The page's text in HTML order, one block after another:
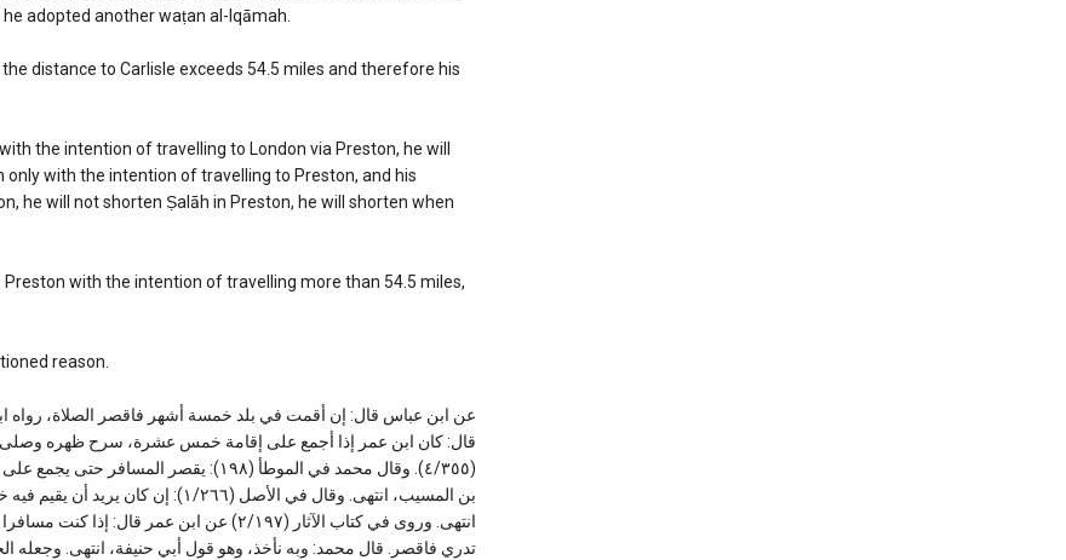
adopted another waṭan al-Iqāmah.
distance to Carlisle exceeds 54.5 miles and therefore his
the intention of travelling to London via Preston, he will
only with the intention of travelling to Preston, and his
he will not shorten Ṣalāh in Preston, he will shorten when
with the intention of travelling more than 54.5 miles,
reason.
(٤/٣٥٥). وقال محمد في الموطأ (١٩٨):
بن المسيب، انتهى. وقال في الأصل (١/
انتهى. وروى في كتاب الآثار (٢/١٩٧) عن ابن